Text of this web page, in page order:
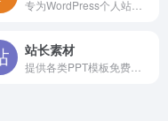
站长素材